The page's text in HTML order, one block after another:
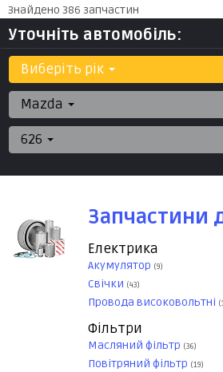
Знайдено 386 запчастин
Уточніть автомобіль:
Виберіть рік
Mazda
626
Запчастини
Електрика
Акумулятор (9)
Свічки (43)
Провода високовольтні
Фільтри
Масляний фільтр (36)
Повітряний фільтр (19)